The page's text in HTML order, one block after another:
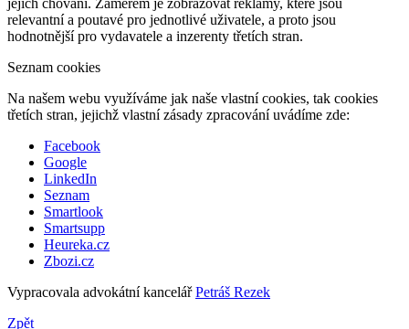
jejich chování. Záměrem je zobrazovat reklamy, které jsou
relevantní a poutavé pro jednotlivé uživatele, a proto jsou
hodnotnější pro vydavatele a inzerenty třetích stran.
Seznam cookies
Na našem webu využíváme jak naše vlastní cookies, tak cookies
třetích stran, jejichž vlastní zásady zpracování uvádíme zde:
Facebook
Google
LinkedIn
Seznam
Smartlook
Smartsupp
Heureka.cz
Zbozi.cz
Vypracovala advokátní kancelářPetráš Rezek
Zpět